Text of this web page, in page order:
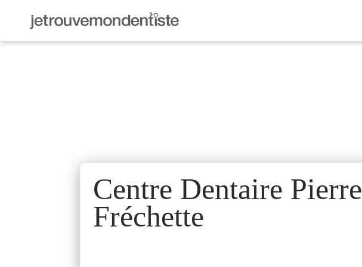
Centre Dentaire Pierre
Fréchette